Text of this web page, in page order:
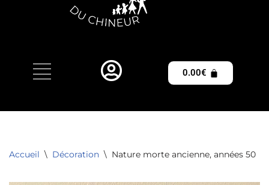
0.00€
Accueil \ Décoration \ Nature morte ancienne, années 50